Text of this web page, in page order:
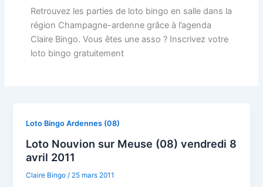
Retrouvez les parties de loto bingo en salle dans la
région Champagne-ardenne grâce à l’agenda
Claire Bingo. Vous êtes une asso ? Inscrivez votre
loto bingo gratuitement
Loto Bingo Ardennes (08)
Loto Nouvion sur Meuse (08) vendredi 8
avril 2011
Claire Bingo / 25 mars 2011